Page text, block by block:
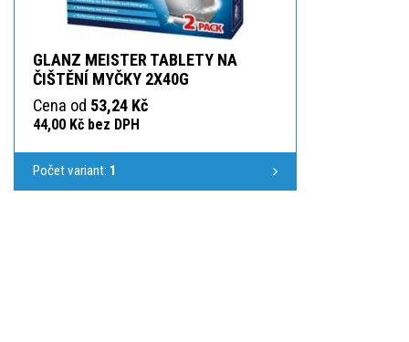
GLANZ MEISTER TABLETY NA
ČIŠTĚNÍ MYČKY 2X40G
Cena od 53,24 Kč
44,00 Kč bez DPH
Počet variant: 1